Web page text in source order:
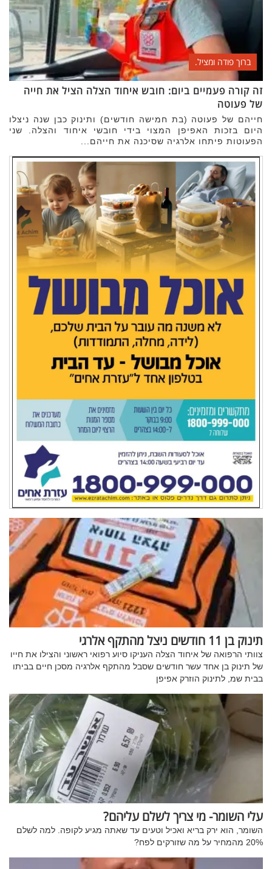
ברוך פודה ומציל.
זה קורה פעמיים ביום: חובש איחוד הצלה הציל את חייה
של פעוטה
חייהם של פעוטה (בת חמישה חודשים) ותינוק כבן שנה ניצלו
היום בזכות האפיפן המצוי בידי חובשי איחוד והצלה. שני
הפעוטות פיתחו אלרגיה שסיכנה את חייהם...
תינוק בן 11 חודשים ניצל מהתקף אלרגי
צוותי הרפואה של איחוד הצלה העניקו סיוע רפואי ראשוני והצילו את חייו
של תינוק בן אחד עשר חודשים שסבל מהתקף אלרגיה מסכן חיים בביתו
בבית שמ, לתינוק הוזרק אפיפן
עלי השומר- מי צריך לשלם עליהם?
השומר, הוא ירק בריא ואכיל וטעים עד שאתה מגיע לקופה. למה לשלם
20% מהמחיר על מה שזורקים לפח?